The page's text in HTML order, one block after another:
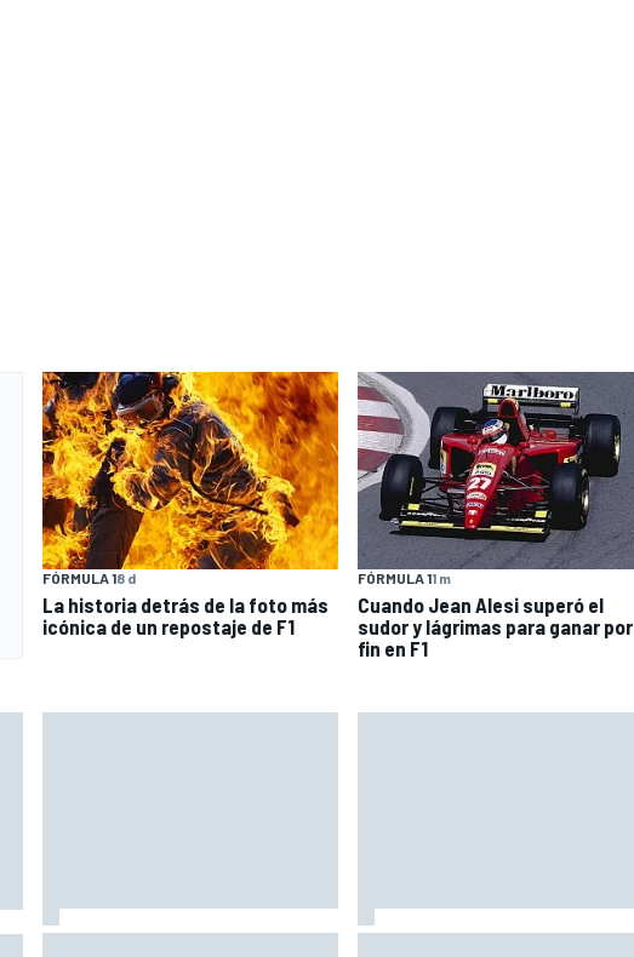
FÓRMULA 18 d
La historia detrás de la foto más
icónica de un repostaje de F1
FÓRMULA 11 m
Cuando Jean Alesi superó el
sudor y lágrimas para ganar por
fin en F1